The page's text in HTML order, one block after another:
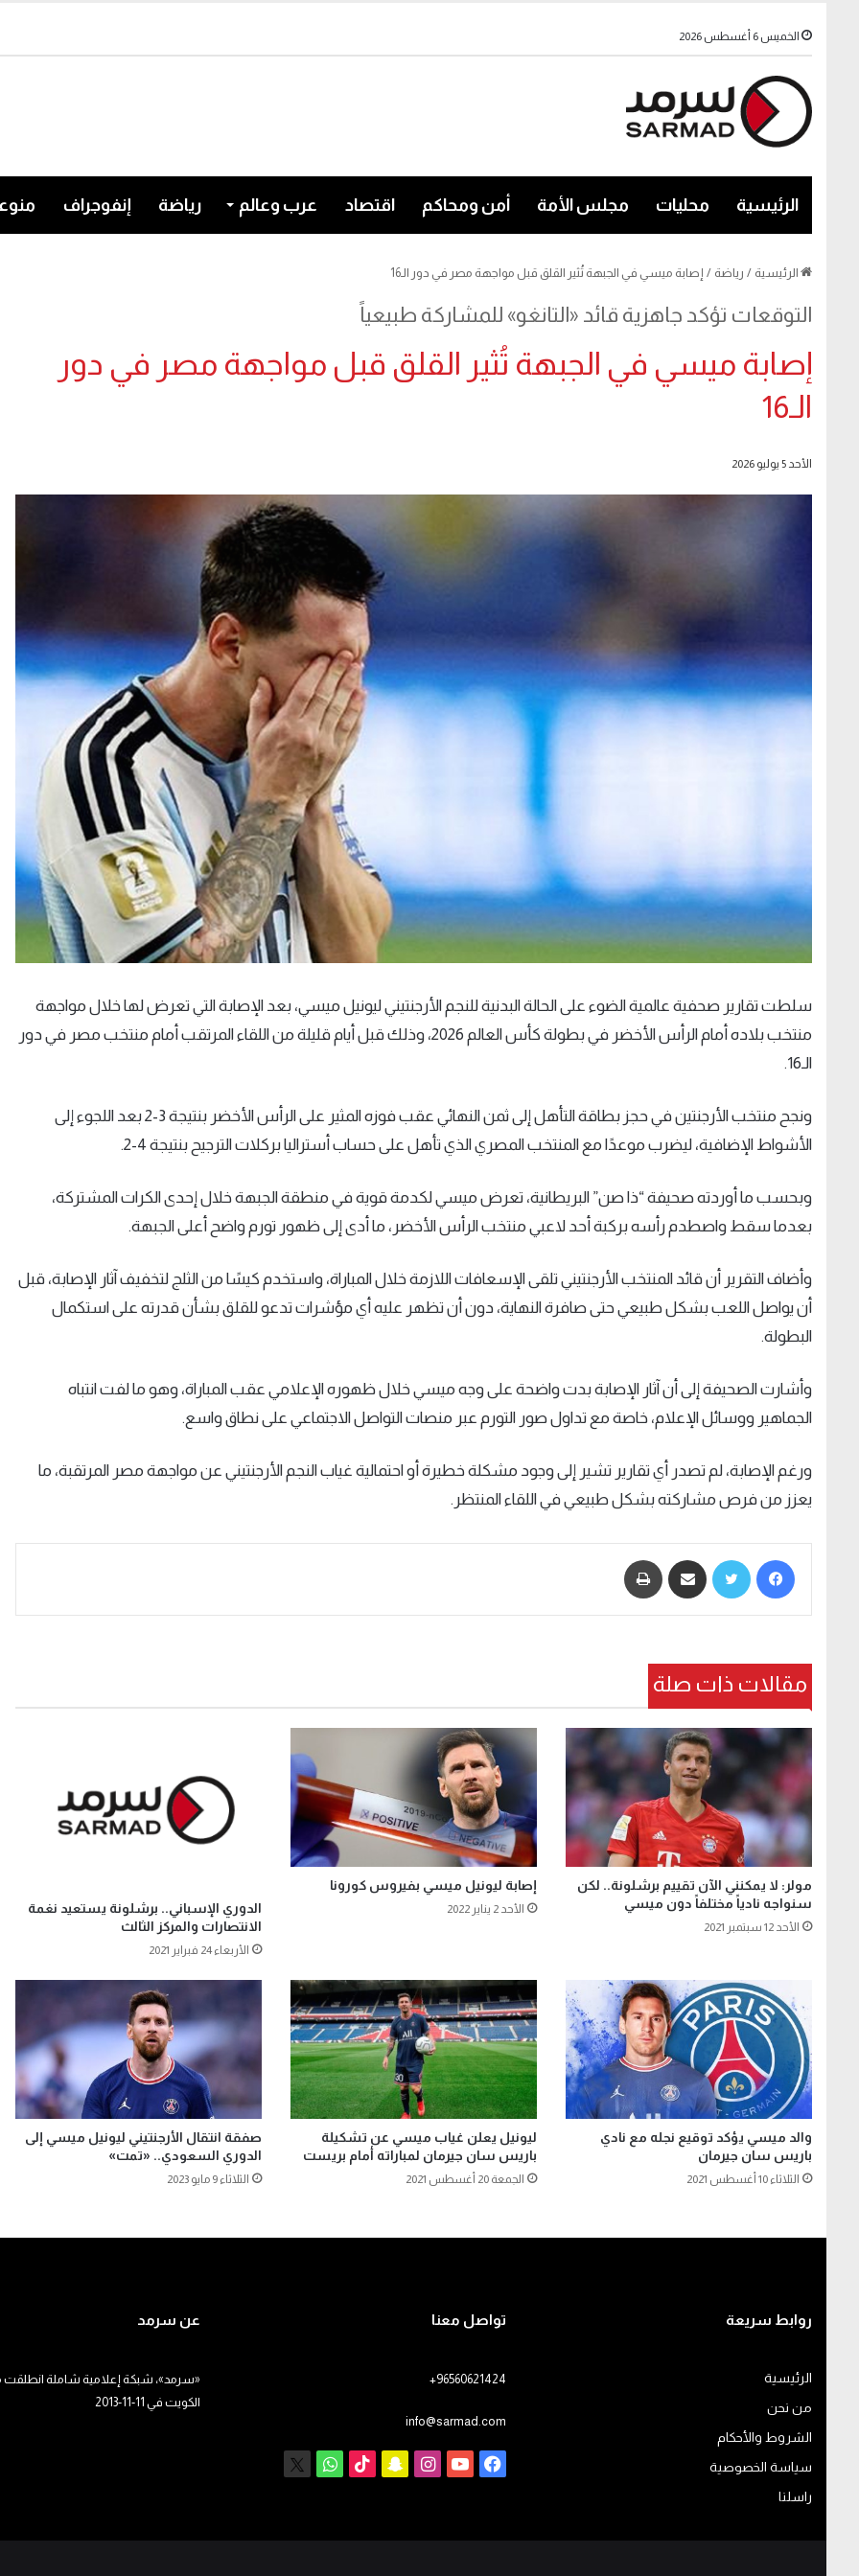
الخميس 6 أغسطس 2026
الرئيسية محليات مجلس الأمة أمن ومحاكم اقتصاد عرب وعالم رياضة إنفوجراف
الرئيسية / رياضة / إصابة ميسي في الجبهة تُثير القلق قبل مواجهة مصر في دور الـ16
إصابة ميسي في الجبهة تُثير القلق قبل مواجهة مصر في دور
الـ16
التوقعات تؤكد جاهزية قائد «التانغو» للمشاركة طبيعياً
الأحد 5 يوليو 2026
سلطت تقارير صحفية عالمية الضوء على الحالة البدنية للنجم الأرجنتيني ليونيل ميسي، بعد الإصابة التي تعرض لها خلال مواجهة
منتخب بلاده أمام الرأس الأخضر في بطولة كأس العالم 2026، وذلك قبل أيام قليلة من اللقاء المرتقب أمام منتخب مصر في دور
الـ16.
ونجح منتخب الأرجنتين في حجز بطاقة التأهل إلى ثمن النهائي عقب فوزه المثير على الرأس الأخضر بنتيجة 3-2 بعد اللجوء إلى
الأشواط الإضافية، ليضرب موعدًا مع المنتخب المصري الذي تأهل على حساب أستراليا بركلات الترجيح بنتيجة 4-2.
وبحسب ما أوردته صحيفة “ذا صن” البريطانية، تعرض ميسي لكدمة قوية في منطقة الجبهة خلال إحدى الكرات المشتركة،
بعدما سقط واصطدم رأسه بركبة أحد لاعبي منتخب الرأس الأخضر، ما أدى إلى ظهور تورم واضح أعلى الجبهة.
وأضاف التقرير أن قائد المنتخب الأرجنتيني تلقى الإسعافات اللازمة خلال المباراة، واستخدم كيسًا من الثلج لتخفيف آثار الإصابة، قبل
أن يواصل اللعب بشكل طبيعي حتى صافرة النهاية، دون أن تظهر عليه أي مؤشرات تدعو للقلق بشأن قدرته على استكمال
البطولة.
وأشارت الصحيفة إلى أن آثار الإصابة بدت واضحة على وجه ميسي خلال ظهوره الإعلامي عقب المباراة، وهو ما لفت انتباه
الجماهير ووسائل الإعلام، خاصة مع تداول صور التورم عبر منصات التواصل الاجتماعي على نطاق واسع.
ورغم الإصابة، لم تصدر أي تقارير تشير إلى وجود مشكلة خطيرة أو احتمالية غياب النجم الأرجنتيني عن مواجهة مصر المرتقبة، ما
يعزز من فرص مشاركته بشكل طبيعي في اللقاء المنتظر.
مقالات ذات صلة
مولر: لا يمكنني الآن تقييم برشلونة.. لكن
سنواجه نادياً مختلفاً دون ميسي
الأحد 12 سبتمبر 2021
إصابة ليونيل ميسي بفيروس كورونا
الأحد 2 يناير 2022
الدوري الإسباني.. برشلونة يستعيد نغمة
الانتصارات والمركز الثالث
الأربعاء 24 فبراير 2021
والد ميسي يؤكد توقيع نجله مع نادي
باريس سان جيرمان
الثلاثاء 10 أغسطس 2021
ليونيل يعلن غياب ميسي عن تشكيلة
باريس سان جيرمان لمباراته أمام بريست
الجمعة 20 أغسطس 2021
صفقة انتقال الأرجنتيني ليونيل ميسي إلى
الدوري السعودي.. «تمت»
الثلاثاء 9 مايو 2023
روابط سريعة
الرئيسية
من نحن
الشروط والأحكام
سياسة الخصوصية
راسلنا
تواصل معنا
+96560621424
info@sarmad.com
فيسبوك
يوتيوبانستقرام
سناب ‫TikTokواتساب
عن سرمد
«سرمد»، شبكة إعلامية شاملة انطلقت
الكويت في 11-11-2013